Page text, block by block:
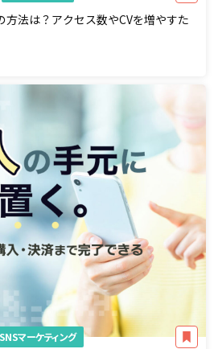
法は？アクセス数やCVを増やすた
SNSマーケティング